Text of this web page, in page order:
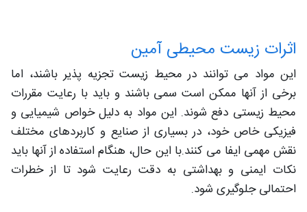
اثرات زیست محیطی آمین
این مواد می توانند در محیط زیست تجزیه پذیر باشند، اما
برخی از آنها ممکن است سمی باشند و باید با رعایت مقررات
محیط زیستی دفع شوند. این مواد به دلیل خواص شیمیایی و
فیزیکی خاص خود، در بسیاری از صنایع و کاربردهای مختلف
نقش مهمی ایفا می کنند.با این حال، هنگام استفاده از آنها باید
نکات ایمنی و بهداشتی به دقت رعایت شود تا از خطرات
احتمالی جلوگیری شود.